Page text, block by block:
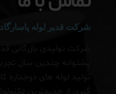
شرکت قدیر لوله پاسارگاد
شرکت تولیدی بازرگانی
پشتوانه چندین سال
تولید لوله های دوجداره
گیری از جدیدترین